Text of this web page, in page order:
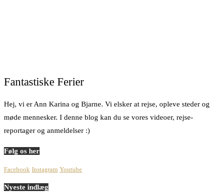
Fantastiske Ferier
Hej, vi er Ann Karina og Bjarne. Vi elsker at rejse, opleve steder og
møde mennesker. I denne blog kan du se vores videoer, rejse-
reportager og anmeldelser :)
Følg os her
Facebook Instagram Youtube
Nyeste indlæg